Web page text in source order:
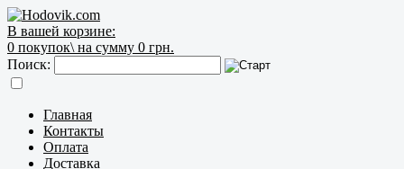
В вашей корзине:
0 покупок\ на сумму 0 грн.
Поиск:
Главная
Контакты
Оплата
Доставка